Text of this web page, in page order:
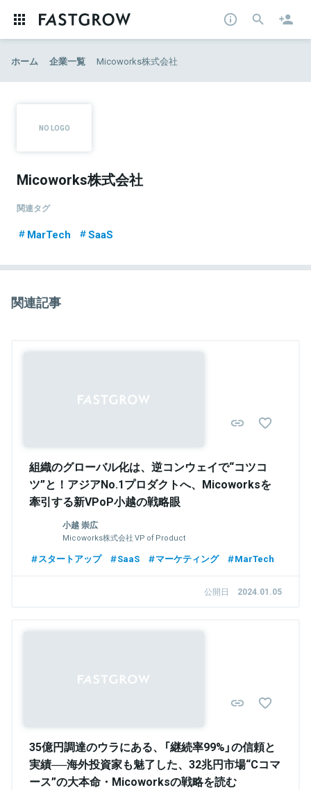
ホーム 企業一覧 Micoworks株式会社
Micoworks株式会社
関連タグ
MarTech SaaS
関連記事
組織のグローバル化は、逆コンウェイで“コツコ
ツ”と！アジアNo.1プロダクトへ、Micoworksを
牽引する新VPoP小越の戦略眼
小越 崇広
Micoworks株式会社 VP of Product
スタートアップ SaaS マーケティング MarTech
公開日 2024.01.05
35億円調達のウラにある、「継続率99%」の信頼と
実績──海外投資家も魅了した、32兆円市場“Cコマ
ース”の大本命・Micoworksの戦略を読む